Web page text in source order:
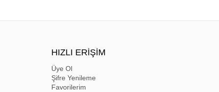
HIZLI ERİŞİM
Üye Ol
Şifre Yenileme
Favorilerim